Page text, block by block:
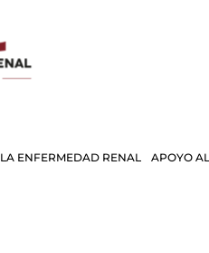
LA ENFERMEDAD RENAL APOYO